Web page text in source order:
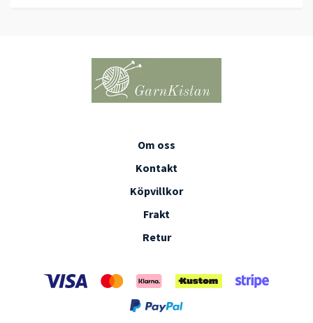
Om oss
Kontakt
Köpvillkor
Frakt
Retur